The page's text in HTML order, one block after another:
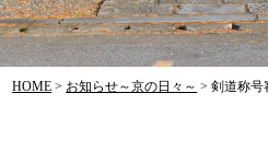
HOME > お知らせ～京の日々～ >剣道称号